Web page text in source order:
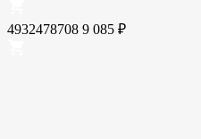
4932478708 9 085 ₽